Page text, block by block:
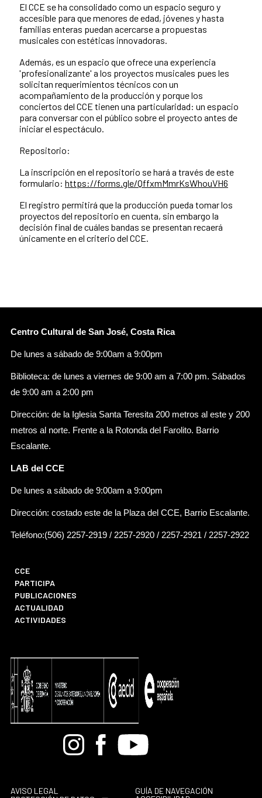
El CCE se ha consolidado como un espacio seguro y
accesible para que menores de edad, jóvenes y hasta
familias enteras puedan acercarse a propuestas
musicales con estéticas innovadoras.
Además, es un espacio que ofrece una experiencia
'profesionalizante' a los proyectos musicales pues les
solicitan requerimientos técnicos con un
acompañamiento de la producción y porque los
conciertos del CCE tienen una particularidad: un espacio
para conversar con el público sobre el proyecto antes de
iniciar el espectáculo.
Repositorio:
La inscripción en el repositorio se hará a través de este
formulario: https://forms.gle/QffxmMmrKsWhouVH6
El registro permitirá que la producción pueda tomar los
proyectos del repositorio en cuenta, sin embargo la
decisión final de cuáles bandas se presentan recaerá
únicamente en el criterio del CCE.
Centro Cultural de San José, Costa Rica
De lunes a sábado de 9:00am a 9:00pm
Biblioteca: de lunes a viernes de 9:00 am a 7:00 pm. Sábados
de 9:00 am a 2:00 pm
Dirección: de la Iglesia Santa Teresita 200 metros al este y 200
metros al norte. Frente a la Rotonda del Farolito. Barrio
Escalante.
LAB del CCE
De lunes a sábado de 9:00am a 9:00pm
Dirección: costado este de la Plaza del CCE, Barrio Escalante.
Teléfono:(506) 2257-2919 / 2257-2920 / 2257-2921 / 2257-2922
CCE
PARTICIPA
PUBLICACIONES
ACTUALIDAD
ACTIVIDADES
BandcampInstagramFacebook
Youtube
AVISO LEGAL
GUÍA DE NAVEGACIÓN